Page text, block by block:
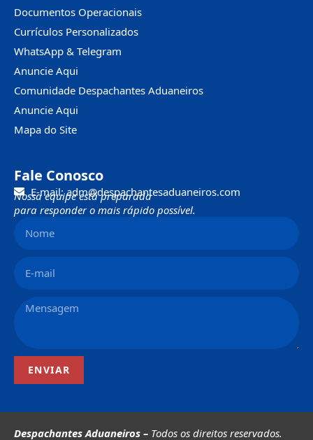
Documentos Operacionais
Currículos Personalizados
WhatsApp & Telegram
Anuncie Aqui
Comunidade Despachantes Aduaneiros
Anuncie Aqui
Mapa do Site
Fale Conosco
E-mail: adm@despachantesaduaneiros.com
Nossa equipe está preparada
para responder o mais rápido possível.
ENVIAR
Despachantes Aduaneiros – Todos os direitos reservados.